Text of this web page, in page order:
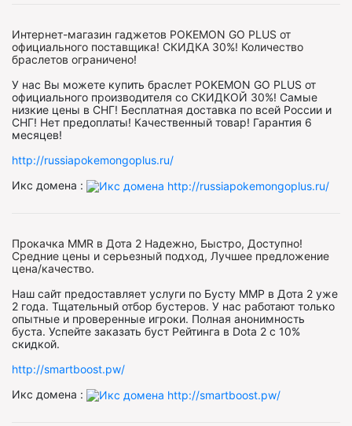
Интернет-магазин гаджетов POKEMON GO PLUS от
официального поставщика! СКИДКА 30%! Количество
браслетов ограничено!
У нас Вы можете купить браслет POKEMON GO PLUS от
официального производителя со СКИДКОЙ 30%! Самые
низкие цены в СНГ! Бесплатная доставка по всей России и
СНГ! Нет предоплаты! Качественный товар! Гарантия 6
месяцев!
http://russiapokemongoplus.ru/
Икс домена :
Прокачка MMR в Дота 2 Надежно, Быстро, Доступно!
Средние цены и серьезный подход, Лучшее предложение
цена/качество.
Наш сайт предоставляет услуги по Бусту ММР в Дота 2 уже
2 года. Тщательный отбор бустеров. У нас работают только
опытные и проверенные игроки. Полная анонимность
буста. Успейте заказать буст Рейтинга в Dota 2 с 10%
скидкой.
http://smartboost.pw/
Икс домена :